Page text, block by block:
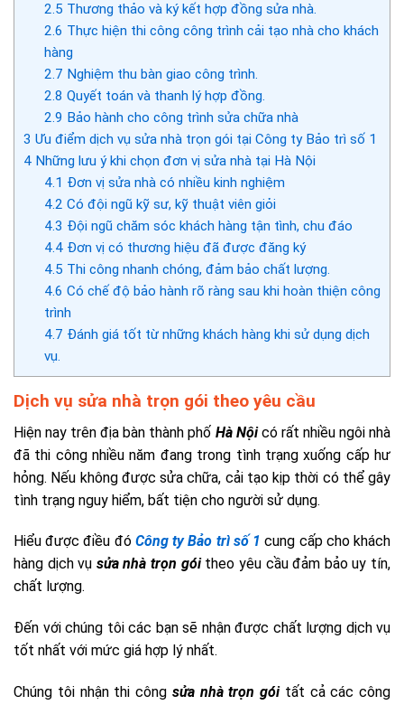
2.5 Thương thảo và ký kết hợp đồng sửa nhà.
2.6 Thực hiện thi công công trình cải tạo nhà cho khách
hàng
2.7 Nghiệm thu bàn giao công trình.
2.8 Quyết toán và thanh lý hợp đồng.
2.9 Bảo hành cho công trình sửa chữa nhà
3 Ưu điểm dịch vụ sửa nhà trọn gói tại Công ty Bảo trì số 1
4 Những lưu ý khi chọn đơn vị sửa nhà tại Hà Nội
4.1 Đơn vị sửa nhà có nhiều kinh nghiệm
4.2 Có đội ngũ kỹ sư, kỹ thuật viên giỏi
4.3 Đội ngũ chăm sóc khách hàng tận tình, chu đáo
4.4Đơn vị có thương hiệu đã được đăng ký
4.5 Thi công nhanh chóng, đảm bảo chất lượng.
4.6 Có chế độ bảo hành rõ ràng sau khi hoàn thiện công
trình
4.7 Đánh giá tốt từ những khách hàng khi sử dụng dịch
vụ.
Dịch vụ sửa nhà trọn gói theo yêu cầu
Hiện nay trên địa bàn thành phố Hà Nộicó rất nhiều ngôi nhà
đã thi công nhiều năm đang trong tình trạng xuống cấp hư
hỏng. Nếu không được sửa chữa, cải tạo kịp thời có thể gây
tình trạng nguy hiểm, bất tiện cho người sử dụng.
Hiểu được điều đó Công ty Bảo trì số 1 cung cấp cho khách
hàng dịch vụ sửa nhà trọn góitheo yêu cầu đảm bảo uy tín,
chất lượng.
Đến với chúng tôi các bạn sẽ nhận được chất lượng dịch vụ
tốt nhất với mức giá hợp lý nhất.
Chúng tôi nhận thi công sửa nhà trọn góitất cả các công